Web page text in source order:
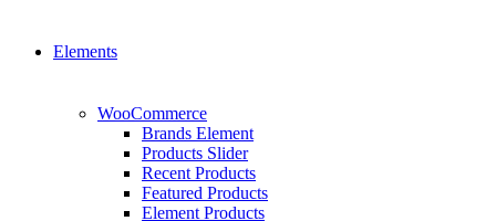
Elements
WooCommerce
Brands Element
Products Slider
Recent Products
Featured Products
Element Products